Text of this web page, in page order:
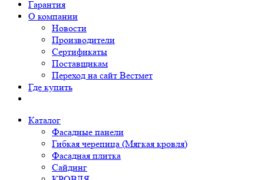
Гарантия
О компании
Новости
Производители
Сертификаты
Поставщикам
Переход на сайт Вестмет
Где купить
Каталог
Фасадные панели
Гибкая черепица (Мягкая кровля)
Фасадная плитка
Сайдинг